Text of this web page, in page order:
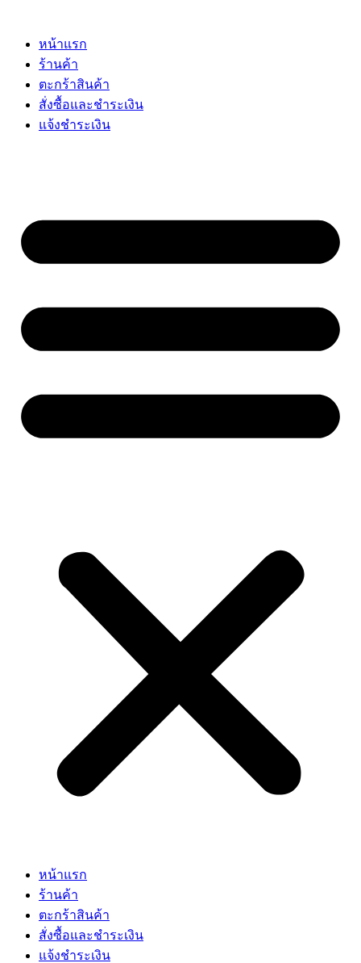
contentหน้าแรก
ร้านค้า
ตะกร้าสินค้า
สั่งซื้อและชำระเงิน
แจ้งชำระเงิน
หน้าแรก
ร้านค้า
ตะกร้าสินค้า
สั่งซื้อและชำระเงิน
แจ้งชำระเงิน